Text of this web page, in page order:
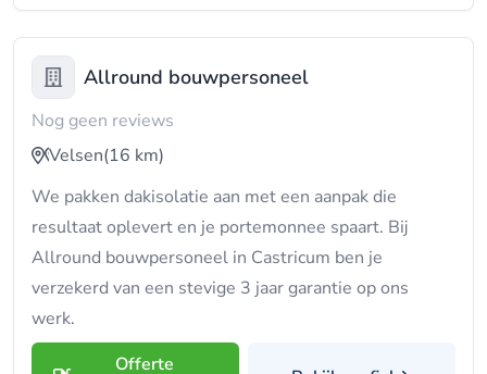
Allround bouwpersoneel
Nog geen reviews
Velsen(16 km)
We pakken dakisolatie aan met een aanpak die
resultaat oplevert en je portemonnee spaart. Bij
Allround bouwpersoneel in Castricum ben je
verzekerd van een stevige 3 jaar garantie op ons
werk.
Offerte